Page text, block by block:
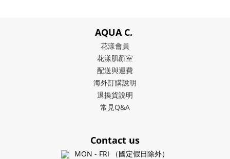
AQUA C.
花漾會員
花漾肌顏室
配送與運費
海外訂購說明
退換貨說明
常見Q&A
Contact us
MON - FRI （國定假日除外）